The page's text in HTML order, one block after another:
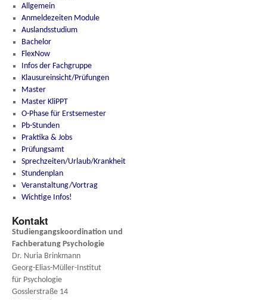
Allgemein
Anmeldezeiten Module
Auslandsstudium
Bachelor
FlexNow
Infos der Fachgruppe
Klausureinsicht/Prüfungen
Master
Master KliPPT
O-Phase für Erstsemester
Pb-Stunden
Praktika & Jobs
Prüfungsamt
Sprechzeiten/Urlaub/Krankheit
Stundenplan
Veranstaltung/Vortrag
Wichtige Infos!
Kontakt
Studiengangskoordination und
Fachberatung Psychologie
Dr. Nuria Brinkmann
Georg-Elias-Müller-Institut
für Psychologie
Gosslerstraße 14